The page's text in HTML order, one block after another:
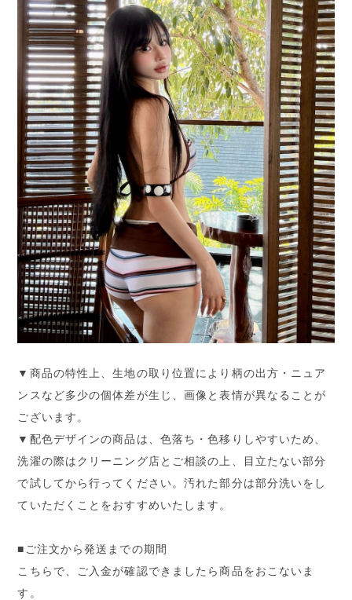
▼商品の特性上、生地の取り位置により柄の出方・ニュア
ンスなど多少の個体差が生じ、画像と表情が異なることが
ございます。
▼配色デザインの商品は、色落ち・色移りしやすいため、
洗濯の際はクリーニング店とご相談の上、目立たない部分
で試してから行ってください。汚れた部分は部分洗いをし
ていただくことをおすすめいたします。
■ご注文から発送までの期間
こちらで、ご入金が確認できましたら商品をおこないま
す。